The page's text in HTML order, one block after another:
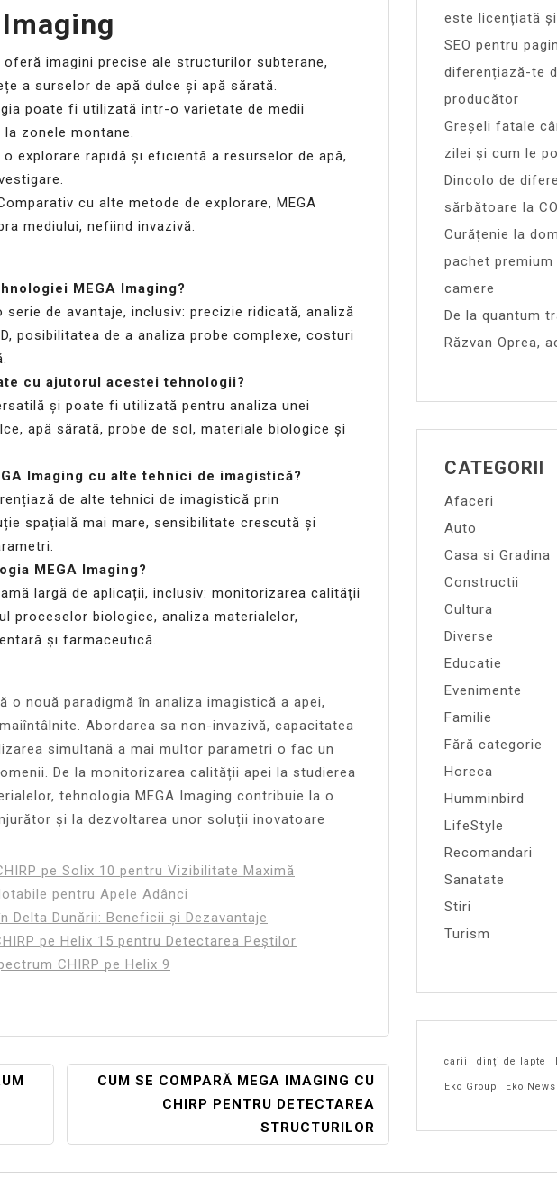
oferă imagini precise ale structurilor subterane,
a surselor de apă dulce și apă sărată.
poate fi utilizată într-o varietate de medii
zonele montane.
o explorare rapidă și eficientă a resurselor de apă,
cu alte metode de explorare, MEGA
mediului, nefiind invazivă.
MEGA Imaging?
serie de avantaje, inclusiv: precizie ridicată, analiză
posibilitatea de a analiza probe complexe, costuri
cu ajutorul acestei tehnologii?
și poate fi utilizată pentru analiza unei
apă sărată, probe de sol, materiale biologice și
Imaging cu alte tehnici de imagistică?
de alte tehnici de imagistică prin
spațială mai mare, sensibilitate crescută și
MEGA Imaging?
largă de aplicații, inclusiv: monitorizarea calității
proceselor biologice, analiza materialelor,
și farmaceutică.
o nouă paradigmă în analiza imagistică a apei,
Abordarea sa non-invazivă, capacitatea
simultană a mai multor parametri o fac un
De la monitorizarea calității apei la studierea
tehnologia MEGA Imaging contribuie la o
și la dezvoltarea unor soluții inovatoare
pe Solix 10 pentru Vizibilitate Maximă
pentru Apele Adânci
Delta Dunării: Beneficii și Dezavantaje
pe Helix 15 pentru Detectarea Peștilor
CHIRP pe Helix 9
CUM SE COMPARĂ MEGA IMAGING CU
CHIRP PENTRU DETECTAREA
STRUCTURILOR
este licențiată
SEO pentru
diferențiază-te
producător
Greșeli fatale
zilei și cum le
Dincolo de
sărbătoare la
Curățenie la
pachet
camere
De la quantum
Răzvan Oprea,
CATEGORII
Afaceri
Auto
Casa si Gradina
Constructii
Cultura
Diverse
Educatie
Evenimente
Familie
Fără categorie
Horeca
Humminbird
LifeStyle
Recomandari
Sanatate
Stiri
Turism
carii dinți de lapte
Eko Group Eko News